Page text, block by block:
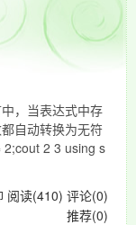
，当表达式中存
自动转换为无符
2 3 using s
阅读(410) 评论(0)
推荐(0)